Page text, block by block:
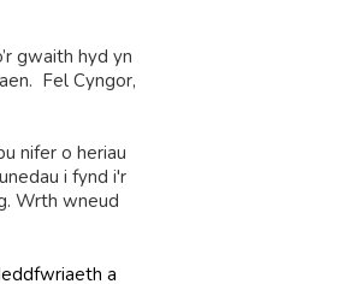
gwaith hyd yn
Fel Cyngor,
nifer o heriau
i fynd i'r
Wrth wneud
a